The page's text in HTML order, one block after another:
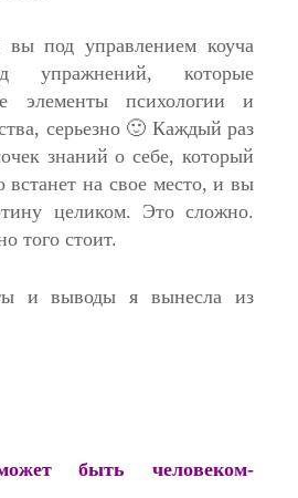
под управлением коуча
упражнений, которые
элементы психологии и
серьезно 🙂 Каждый раз
знаний о себе, который
встанет на свое место, и вы
целиком. Это сложно.
того стоит.
и выводы я вынесла из
быть человеком-